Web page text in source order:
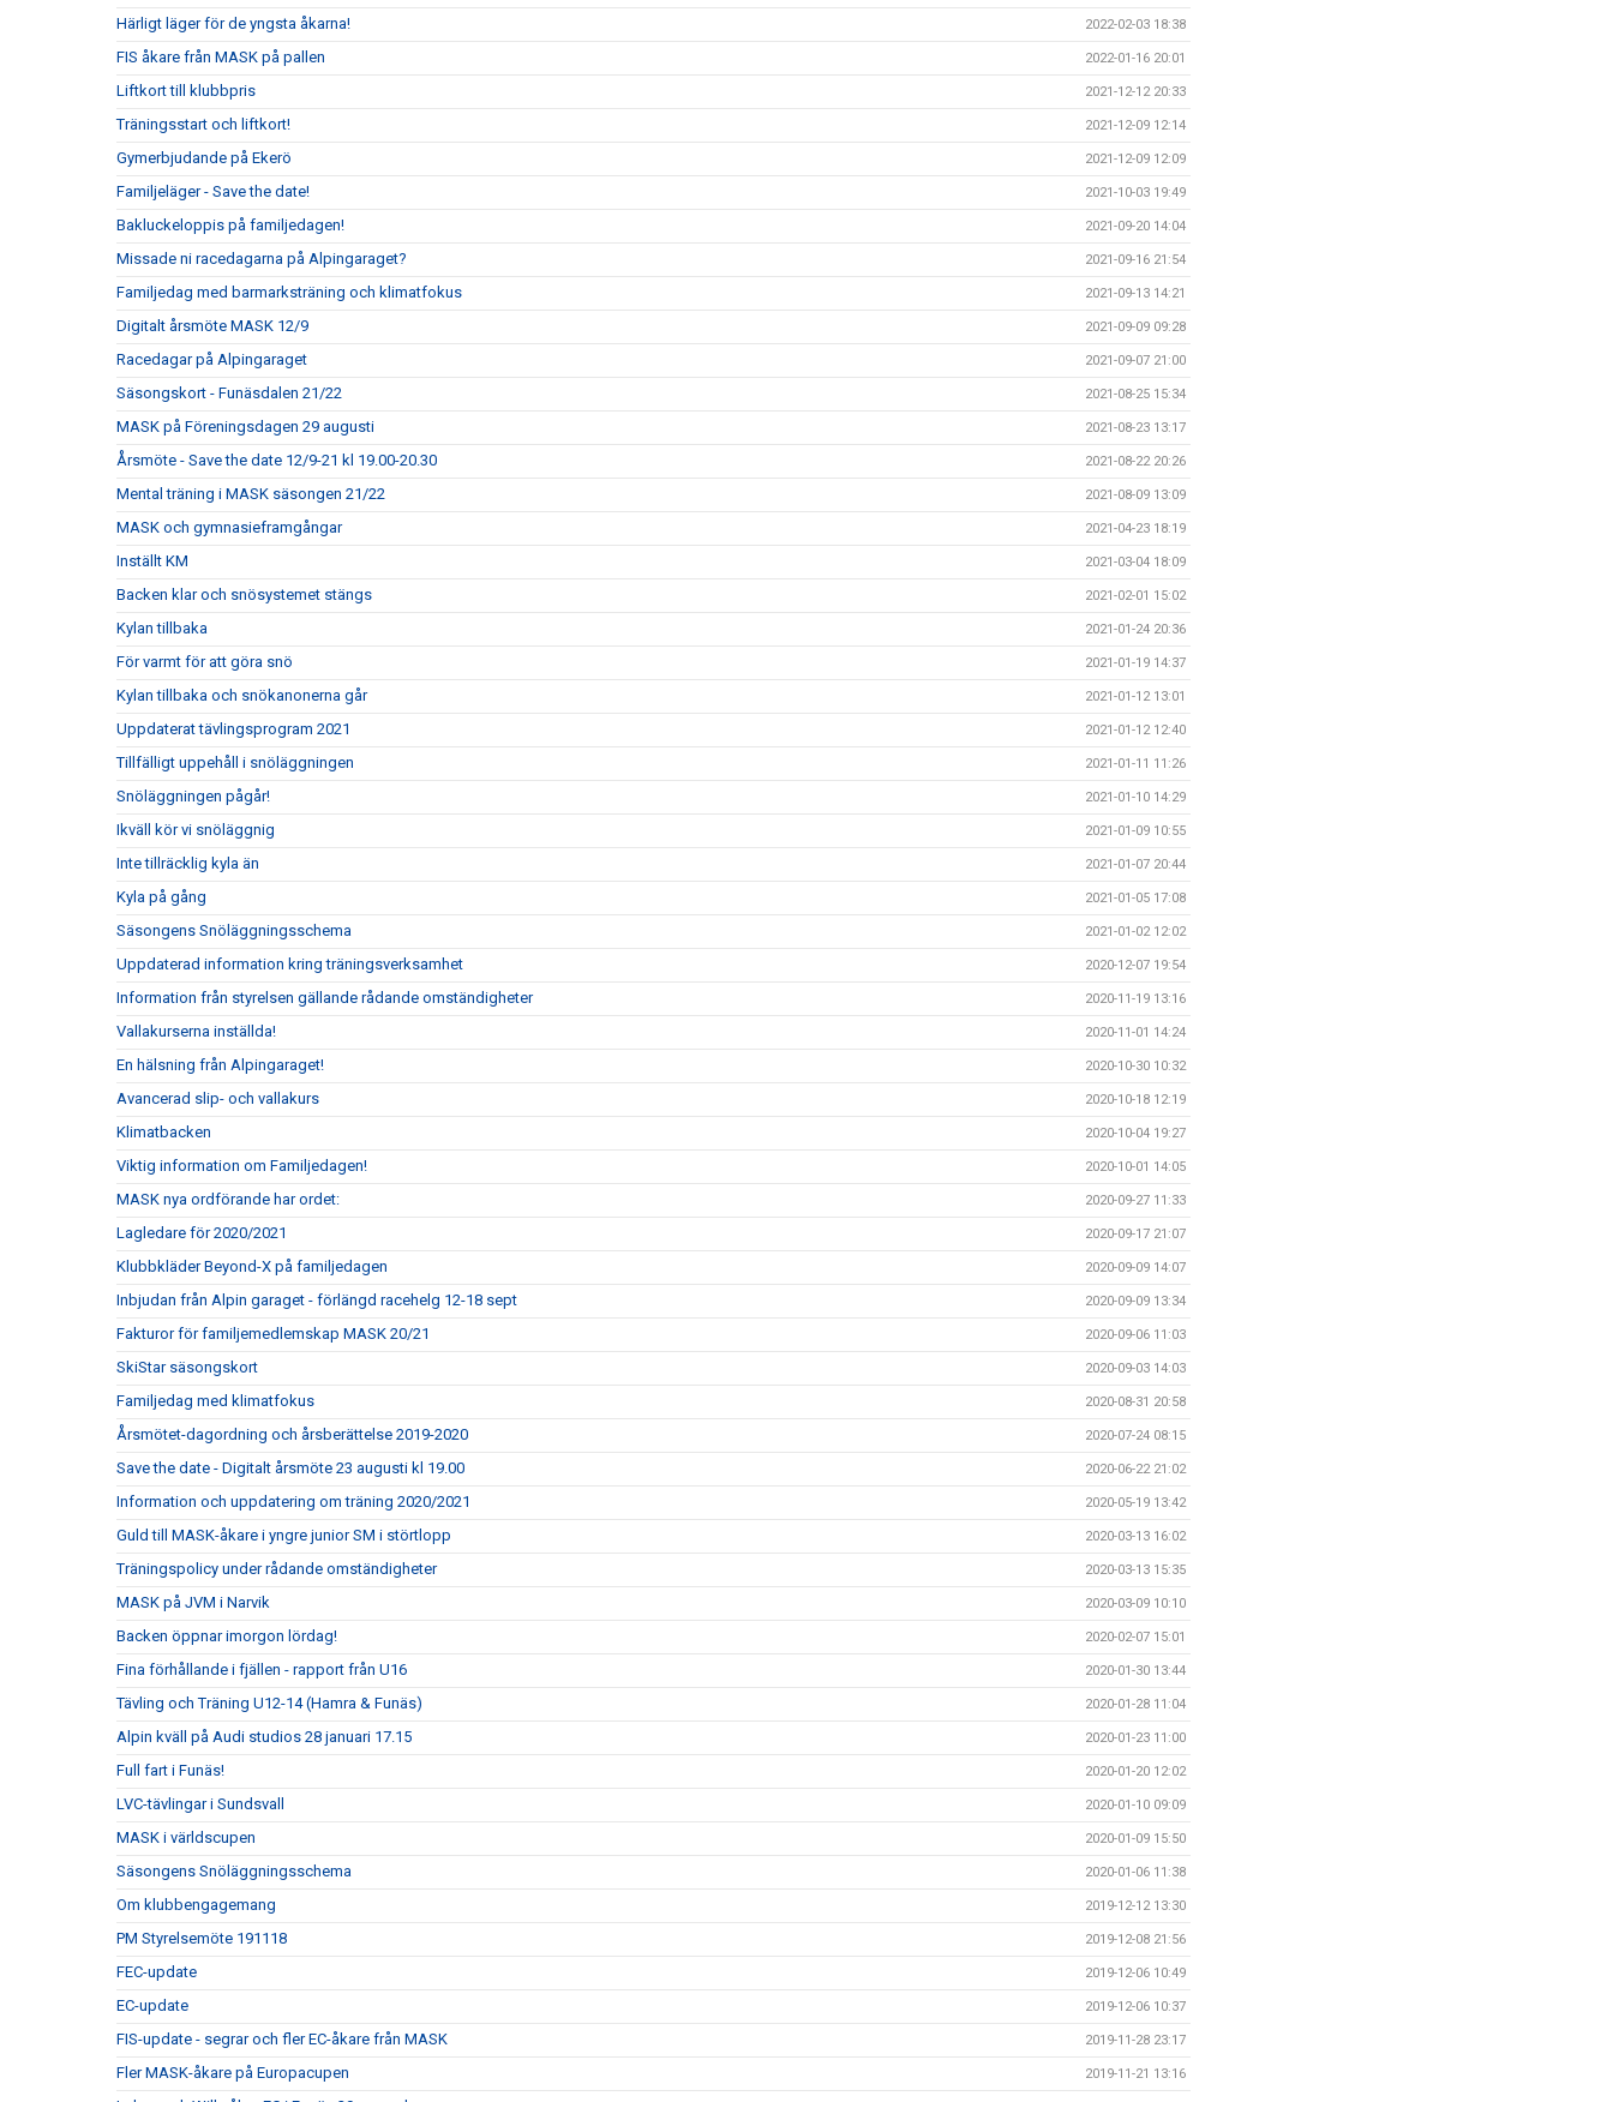
Härligt läger för de yngsta åkarna! 2022-02-03 18:38
FIS åkare från MASK på pallen 2022-01-16 20:01
Liftkort till klubbpris 2021-12-12 20:33
Träningsstart och liftkort! 2021-12-09 12:14
Gymerbjudande på Ekerö 2021-12-09 12:09
Familjeläger - Save the date! 2021-10-03 19:49
Bakluckeloppis på familjedagen! 2021-09-20 14:04
Missade ni racedagarna på Alpingaraget? 2021-09-16 21:54
Familjedag med barmarksträning och klimatfokus 2021-09-13 14:21
Digitalt årsmöte MASK 12/9 2021-09-09 09:28
Racedagar på Alpingaraget 2021-09-07 21:00
Säsongskort - Funäsdalen 21/22 2021-08-25 15:34
MASK på Föreningsdagen 29 augusti 2021-08-23 13:17
Årsmöte - Save the date 12/9-21 kl 19.00-20.30 2021-08-22 20:26
Mental träning i MASK säsongen 21/22 2021-08-09 13:09
MASK och gymnasieframgångar 2021-04-23 18:19
Inställt KM 2021-03-04 18:09
Backen klar och snösystemet stängs 2021-02-01 15:02
Kylan tillbaka 2021-01-24 20:36
För varmt för att göra snö 2021-01-19 14:37
Kylan tillbaka och snökanonerna går 2021-01-12 13:01
Uppdaterat tävlingsprogram 2021 2021-01-12 12:40
Tillfälligt uppehåll i snöläggningen 2021-01-11 11:26
Snöläggningen pågår! 2021-01-10 14:29
Ikväll kör vi snöläggnig 2021-01-09 10:55
Inte tillräcklig kyla än 2021-01-07 20:44
Kyla på gång 2021-01-05 17:08
Säsongens Snöläggningsschema 2021-01-02 12:02
Uppdaterad information kring träningsverksamhet 2020-12-07 19:54
Information från styrelsen gällande rådande omständigheter 2020-11-19 13:16
Vallakurserna inställda! 2020-11-01 14:24
En hälsning från Alpingaraget! 2020-10-30 10:32
Avancerad slip- och vallakurs 2020-10-18 12:19
Klimatbacken 2020-10-04 19:27
Viktig information om Familjedagen! 2020-10-01 14:05
MASK nya ordförande har ordet: 2020-09-27 11:33
Lagledare för 2020/2021 2020-09-17 21:07
Klubbkläder Beyond-X på familjedagen 2020-09-09 14:07
Inbjudan från Alpin garaget - förlängd racehelg 12-18 sept 2020-09-09 13:34
Fakturor för familjemedlemskap MASK 20/21 2020-09-06 11:03
SkiStar säsongskort 2020-09-03 14:03
Familjedag med klimatfokus 2020-08-31 20:58
Årsmötet-dagordning och årsberättelse 2019-2020 2020-07-24 08:15
Save the date - Digitalt årsmöte 23 augusti kl 19.00 2020-06-22 21:02
Information och uppdatering om träning 2020/2021 2020-05-19 13:42
Guld till MASK-åkare i yngre junior SM i störtlopp 2020-03-13 16:02
Träningspolicy under rådande omständigheter 2020-03-13 15:35
MASK på JVM i Narvik 2020-03-09 10:10
Backen öppnar imorgon lördag! 2020-02-07 15:01
Fina förhållande i fjällen - rapport från U16 2020-01-30 13:44
Tävling och Träning U12-14 (Hamra & Funäs) 2020-01-28 11:04
Alpin kväll på Audi studios 28 januari 17.15 2020-01-23 11:00
Full fart i Funäs! 2020-01-20 12:02
LVC-tävlingar i Sundsvall 2020-01-10 09:09
MASK i världscupen 2020-01-09 15:50
Säsongens Snöläggningsschema 2020-01-06 11:38
Om klubbengagemang 2019-12-12 13:30
PM Styrelsemöte 191118 2019-12-08 21:56
FEC-update 2019-12-06 10:49
EC-update 2019-12-06 10:37
FIS-update - segrar och fler EC-åkare från MASK 2019-11-28 23:17
Fler MASK-åkare på Europacupen 2019-11-21 13:16